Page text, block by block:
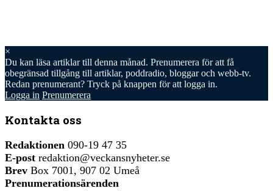
×
Du kan läsa artiklar till denna månad. Prenumerera för att få
obegränsad tillgång till artiklar, poddradio, bloggar och webb-tv.
Redan prenumerant? Tryck på knappen för att logga in.
Logga in Prenumerera
Kontakta oss
Redaktionen 090-19 47 35
E-post redaktion@veckansnyheter.se
Brev Box 7001, 907 02 Umeå
Prenumerationsärenden